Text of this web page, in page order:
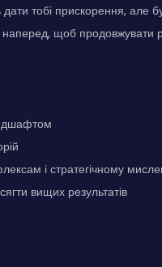
дати тобі прискорення,
щоб продовжувати
і стратегічному
вищих результатів